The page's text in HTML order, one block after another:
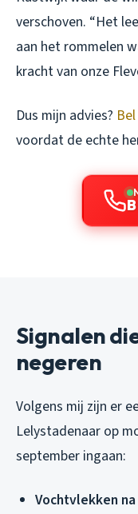
verschoven. “Het
aan het rommelen
kracht van onze
Dus mijn advies?
voordat de echte
Signalen
negeren
Volgens mij zijn er
Lelystadenaar op
september ingaan:
Vochtvlekken